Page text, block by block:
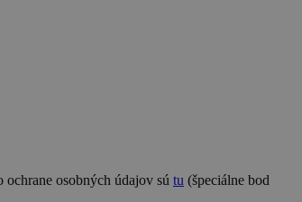
osobných údajov sú tu (špeciálne bod